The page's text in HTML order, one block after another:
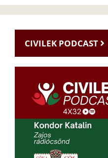
CIVILEK PODCAST